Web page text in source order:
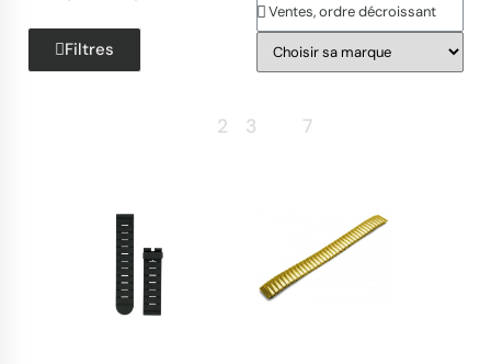
Filtres
2 3 7